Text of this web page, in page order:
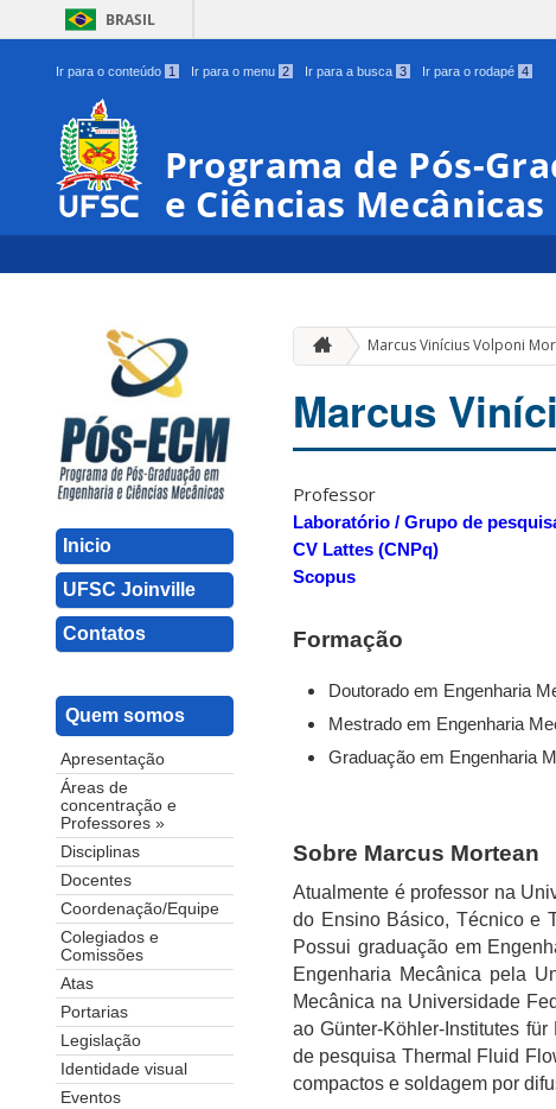
BRASIL
Ir para o conteúdo 1 Ir para o menu 2 Ir para a busca 3 Ir para o rodapé 4
Programa de Pós-
e Ciências Mecânicas
Inicio
UFSC Joinville
Contatos
Quem somos
Apresentação
Áreas de
concentração e
Professores »
Disciplinas
Docentes
Coordenação/Equipe
Colegiados e
Comissões
Atas
Portarias
Legislação
Identidade visual
Eventos
Marcus Vinícius Volponi
Marcus
Professor
Laboratório / Grupo de
CV Lattes (CNPq)
Scopus
Formação
Doutorado em Engenharia
Mestrado em Engenharia
Graduação em Engenharia
Sobre Marcus Mortean
Atualmente é professor na
do Ensino Básico, Técnico e
Possui graduação em
Engenharia Mecânica pela
Mecânica na Universidade
ao Günter-Köhler-Institutes
de pesquisa Thermal Fluid
compactos e soldagem por